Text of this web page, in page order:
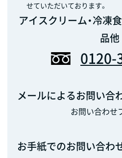
せていただいております。
アイスクリーム・冷凍
品他
0120-
メールによるお問い合
お問い合わせ
お手紙でのお問い合わ